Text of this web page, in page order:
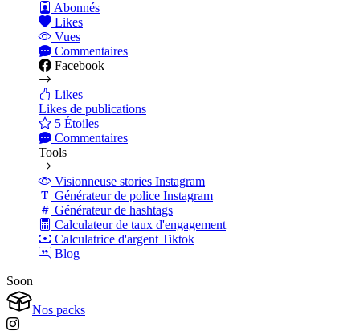
Abonnés
Likes
Vues
Commentaires
Facebook
Likes
Likes de publications
5 Étoiles
Commentaires
Tools
Visionneuse stories Instagram
Générateur de police Instagram
Générateur de hashtags
Calculateur de taux d'engagement
Calculatrice d'argent Tiktok
Blog
Soon
Nos packs